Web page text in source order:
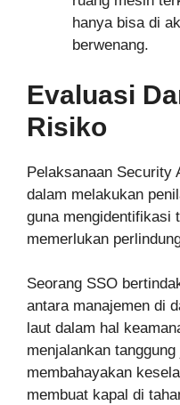
hanya bisa di
berwenang.
Evaluasi
Risiko
Pelaksanaan Security
dalam melakukan
guna mengidentifikasi
memerlukan
Seorang SSO
antara manajemen di
laut dalam hal
menjalankan
membahayakan
membuat kapal di